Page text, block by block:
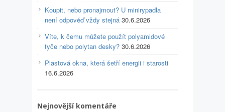
Koupit, nebo pronajmout? U minirypadla
není odpověď vždy stejná 30.6.2026
Víte, k čemu můžete použít polyamidové
tyče nebo polytan desky? 30.6.2026
Plastová okna, která šetří energii i starosti
16.6.2026
Nejnovější komentáře